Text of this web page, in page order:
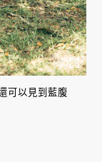
可以見到藍腹